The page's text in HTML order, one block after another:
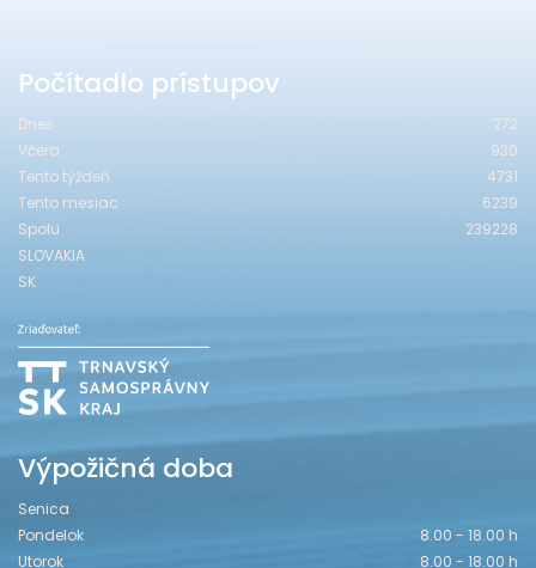
Počítadlo prístupov
Dnes
272
Včera
930
Tento týždeň
4731
Tento mesiac
6239
Spolu
239228
SLOVAKIA
SK
Výpožičná doba
Senica
Pondelok
8.00 - 18.00 h
Utorok
8.00 - 18.00 h